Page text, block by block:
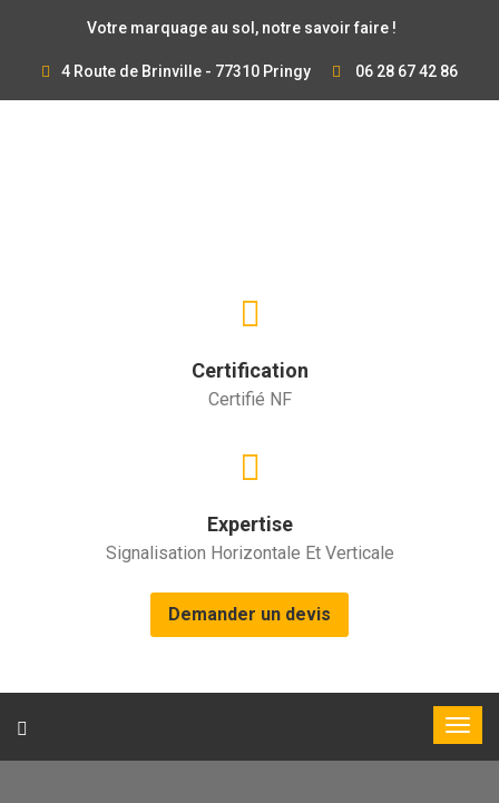
Votre marquage au sol, notre savoir faire !
4 Route de Brinville - 77310 Pringy 06 28 67 42 86
Certification
Certifié NF
Expertise
Signalisation Horizontale Et Verticale
Demander un devis